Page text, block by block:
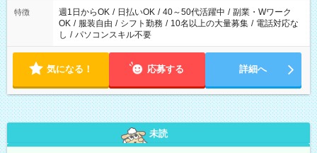
特徴 週1日からOK / 日払いOK / 40～50代活躍中 / 副業・Wワーク
OK / 服装自由 / シフト勤務 / 10名以上の大量募集 / 電話対応な
し / パソコンスキル不要
気になる！ 応募する 詳細へ
未読